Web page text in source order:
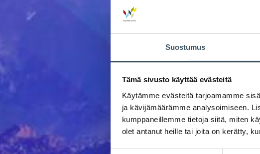
Suostumus
Tämä sivusto käyttää evästeitä
Käytämme evästeitä tarjoamamme
ja kävijämäärämme analysoimiseen.
kumppaneillemme tietoja siitä, miten
olet antanut heille tai joita on kerätty,